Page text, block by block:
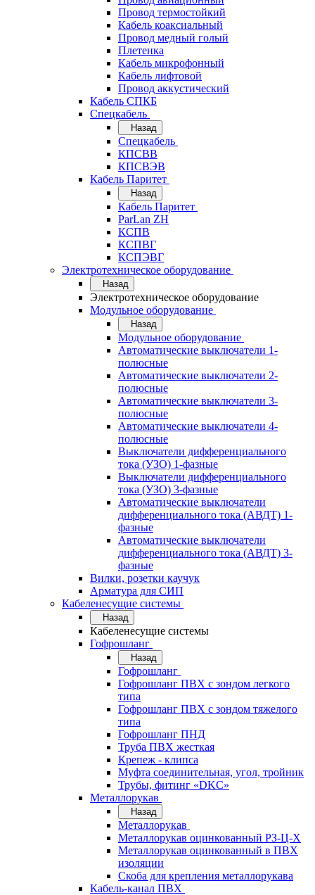
Провод термостойкий
Кабель коаксиальный
Провод медный голый
Плетенка
Кабель микрофонный
Кабель лифтовой
Провод аккустический
Кабель СПКБ
Спецкабель
Назад
Спецкабель
КПСВВ
КПСВЭВ
Кабель Паритет
Назад
Кабель Паритет
ParLan ZH
КСПВ
КСПВГ
КСПЭВГ
Электротехническое оборудование
Назад
Электротехническое оборудование
Модульное оборудование
Назад
Модульное оборудование
Автоматические выключатели 1-
полюсные
Автоматические выключатели 2-
полюсные
Автоматические выключатели 3-
полюсные
Автоматические выключатели 4-
полюсные
Выключатели дифференциального
тока (УЗО) 1-фазные
Выключатели дифференциального
тока (УЗО) 3-фазные
Автоматические выключатели
дифференциального тока (АВДТ) 1-
фазные
Автоматические выключатели
дифференциального тока (АВДТ) 3-
фазные
Вилки, розетки каучук
Арматура для СИП
Кабеленесущие системы
Назад
Кабеленесущие системы
Гофрошланг
Назад
Гофрошланг
Гофрошланг ПВХ с зондом легкого
типа
Гофрошланг ПВХ с зондом тяжелого
типа
Гофрошланг ПНД
Труба ПВХ жесткая
Крепеж - клипса
Муфта соединительная, угол, тройник
Трубы, фитинг «DKC»
Металлорукав
Назад
Металлорукав
Металлорукав оцинкованный РЗ-Ц-Х
Металлорукав оцинкованный в ПВХ
изоляции
Скоба для крепления металлорукава
Кабель-канал ПВХ